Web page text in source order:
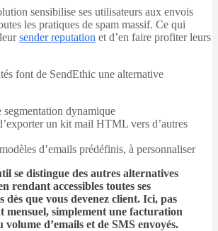
sensibilise ses utilisateurs aux envois
les pratiques de spam massif. Ce qui
sender reputation et d’en faire profiter leurs
font de SendEthic une alternative
segmentation dynamique
un kit mail HTML vers d’autres
d’emails prédéfinis, à personnaliser
se distingue des autres alternatives
rendant accessibles toutes ses
dès que vous devenez client. Ici, pas
mensuel, simplement une facturation
volume d’emails et de SMS envoyés.